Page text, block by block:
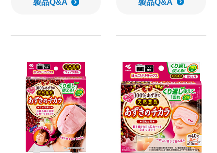
製品Q&A 製品Q&A